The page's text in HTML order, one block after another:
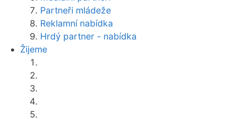
Partneři mládeže
Reklamní nabídka
Hrdý partner - nabídka
Žijeme